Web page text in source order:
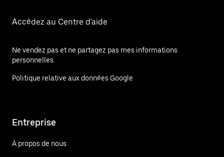
Accédez au Centre d'aide
Ne vendez pas et ne partagez pas mes informations
personnelles.
Politique relative aux données Google
Entreprise
À propos de nous